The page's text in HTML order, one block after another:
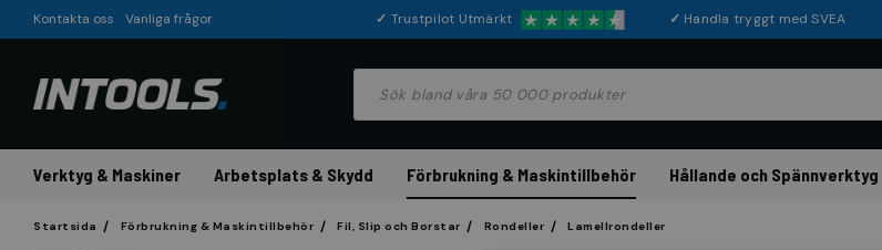
Kontakta oss Vanliga frågor ✓ Trustpilot Utmärkt ✓ Handla tryggt med SVEA
Verktyg & Maskiner Arbetsplats & Skydd Förbrukning & Maskintillbehör Hållande och Spännverktyg
Startsida Förbrukning & Maskintillbehör Fil, Slip och Borstar Rondeller Lamellrondeller